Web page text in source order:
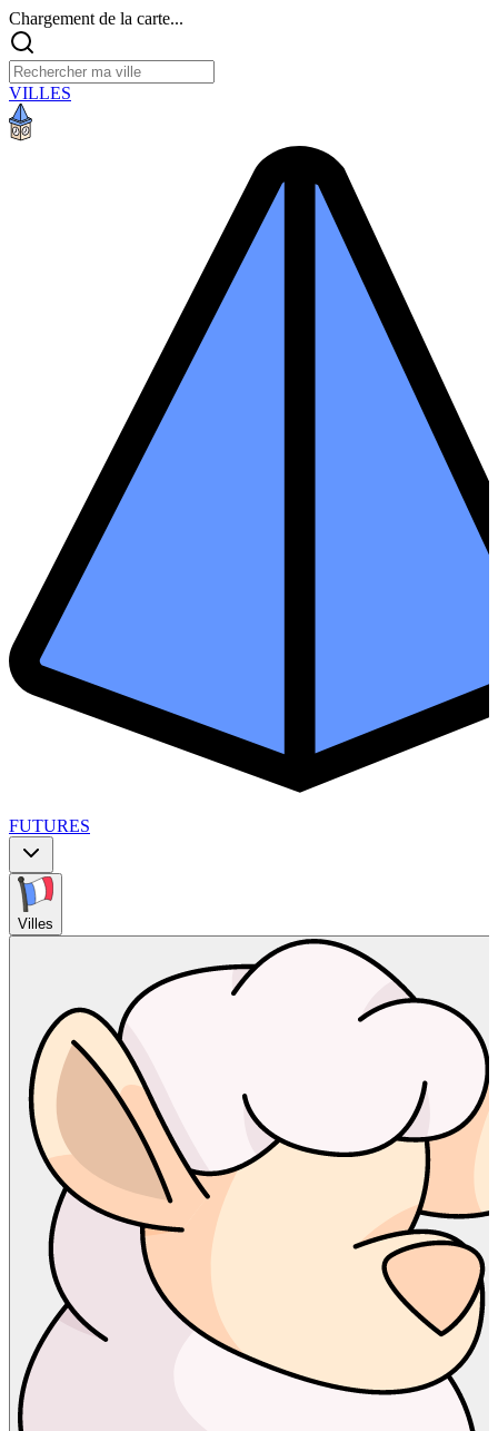
Chargement de la carte...
VILLES
FUTURES
Villes